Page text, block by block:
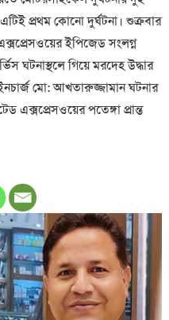
প্রথম কোনো দুর্ঘটনা। শুক্রবার
ইপিজেড সংলগ্ন
ঘটনাস্থলে গিয়ে মরদেহ উদ্ধার
মো: আখতারুজ্জামান ঘটনার
এক্সপ্রেসওয়ের পতেঙ্গা প্রান্ত